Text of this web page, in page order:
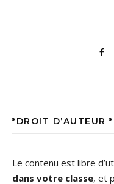
*DROIT D’AUTEUR *
Le contenu est libre
dans votre classe, et